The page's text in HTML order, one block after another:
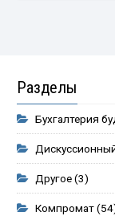
Разделы
Бухгалтерия
Другое(3)
Компромат